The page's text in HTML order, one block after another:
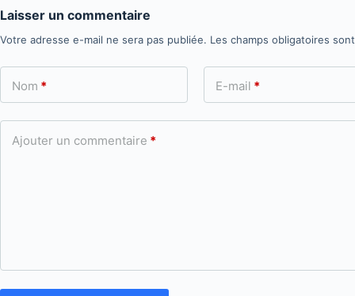
Laisser un commentaire
Votre adresse e-mail ne sera pas publiée. Les champs obligatoires
Nom * E-mail *
Ajouter un commentaire *